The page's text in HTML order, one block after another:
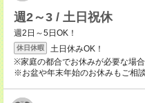
週2～3 / 土日祝休
週2日～5日OK！
休日休暇
土日休みOK！
※家庭の都合でお休みが必要な場
※お盆や年末年始のお休みもご相談